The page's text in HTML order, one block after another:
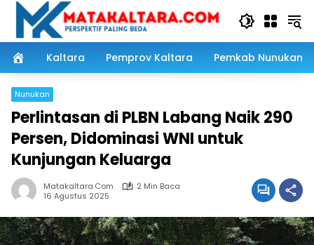
Langsung
konten
Kaltara
Pemprov Kaltara Pemkab Nunukan
Nunukan
Perlintasan di PLBN Labang Naik 290
Persen, Didominasi WNI untuk
Kunjungan Keluarga
Matakaltara.com
2 Min Baca
16 Agustus 2025